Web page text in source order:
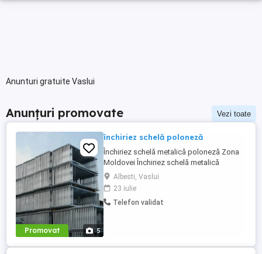
Anunturi gratuite Vaslui
Anunțuri promovate Vezi toate
Promovat 5
închiriez schelă poloneză
Închiriez schelă metalică poloneză Zona
Moldovei Închiriez schelă metalică
poloneză pentru lucrări de construcții,
renovări și fațade. Preț de la 22 lei mp
Transport inclus Montaj și demontaj
incluse Schelă sigură și rezistentă Oferim
Albesti, Vaslui
23 iulie
Telefon validat